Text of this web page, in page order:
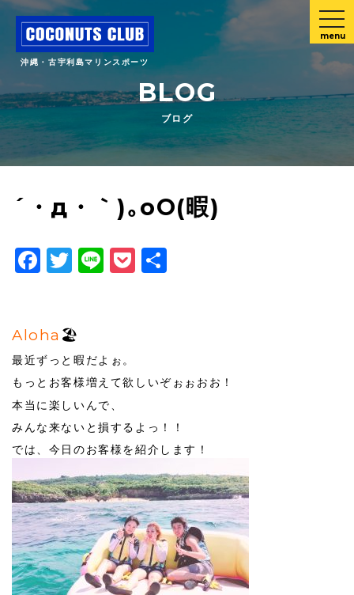
沖縄・古宇利島マリンスポーツ
menu
BLOG
ブログ
´・д・｀)｡oO(暇)
Facebook
Twitter
LinePocket
Aloha 🏖
最近ずっと暇だよぉ。
もっとお客様増えて欲しいぞぉぉおお！
本当に楽しいんで、
みんな来ないと損するよっ！！
では、今日のお客様を紹介します！